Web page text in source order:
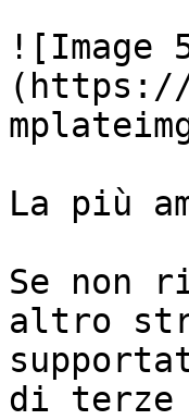
![Image
(https://
La più
Se non
altro
di terze